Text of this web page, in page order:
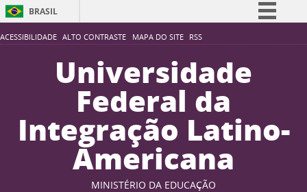
ACESSIBILIDADE ALTO CONTRASTE MAPA DO SITE RSS
BRASIL
Simplifique!
Participe
Acesso à informação
Legislação
Canais
Universidade
Federal da
Integração Latino-
Americana
MINISTÉRIO DA EDUCAÇÃO